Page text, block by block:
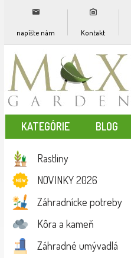
napíšte nám Kontakt
KATEGÓRIE BLOG
Rastliny
NOVINKY 2026
Záhradnícke potreby
Kôra a kameň
Záhradné umývadlá